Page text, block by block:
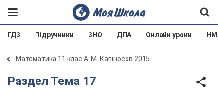
ГДЗ Підручники ЗНО ДПА Онлайн уроки
Математика 11 клас А. М. Капіносов 2015
Раздел Тема 17